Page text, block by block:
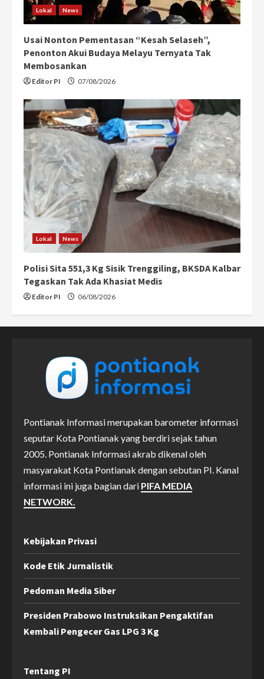
Lokal News
Usai Nonton Pementasan “Kesah Selaseh”,
Penonton Akui Budaya Melayu Ternyata Tak
Membosankan
Editor PI 07/08/2026
Lokal News
Polisi Sita 551,3 Kg Sisik Trenggiling, BKSDA Kalbar
Tegaskan Tak Ada Khasiat Medis
Editor PI 06/08/2026
Pontianak Informasi merupakan barometer informasi
seputar Kota Pontianak yang berdiri sejak tahun
2005. Pontianak Informasi akrab dikenal oleh
masyarakat Kota Pontianak dengan sebutan PI. Kanal
informasi ini juga bagian dari PIFA MEDIA
NETWORK.
Kebijakan Privasi
Kode Etik Jurnalistik
Pedoman Media Siber
Presiden Prabowo Instruksikan Pengaktifan
Kembali Pengecer Gas LPG 3 Kg
Tentang PI